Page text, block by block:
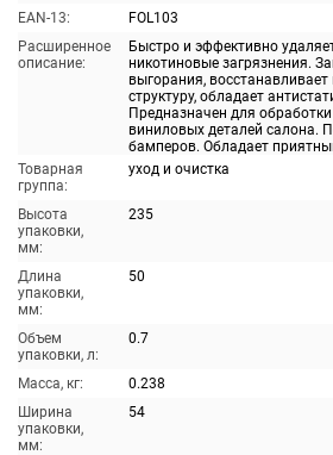
EAN-13:
FOL103
Расширенное
описание:
Быстро и эффективно
никотиновые загрязнения.
выгорания,
структуру, обладает
Предназначен для
виниловых деталей салона.
бамперов. Обладает
Товарная
группа:
уход и очистка
Высота
упаковки,
мм:
235
Длина
упаковки,
мм:
50
Объем
упаковки, л:
0.7
Масса, кг:
0.238
Ширина
упаковки,
мм:
54